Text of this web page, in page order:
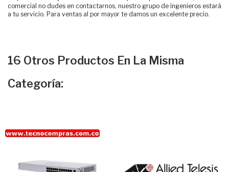
comercial no dudes en contactarnos, nuestro grupo de ingenieros estará
a tu servicio. Para ventas al por mayor te damos un excelente precio.
16 Otros Productos En La Misma
Categoría: